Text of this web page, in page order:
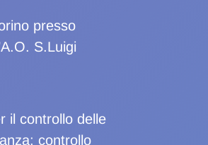
presso
S.Luigi
il controllo delle
controllo